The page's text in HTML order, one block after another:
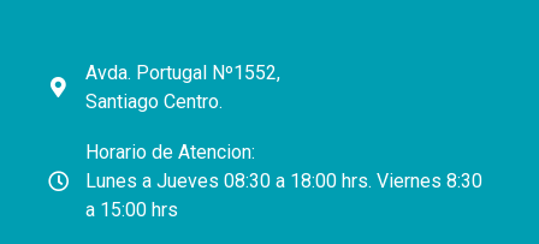
Avda. Portugal Nº1552,
Santiago Centro.
Horario de Atencion:
Lunes a Jueves 08:30 a 18:00 hrs. Viernes 8:30
a 15:00 hrs